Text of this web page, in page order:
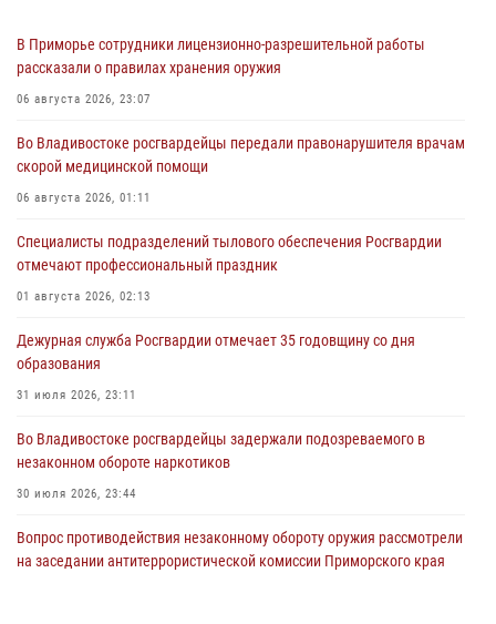
В Приморье сотрудники лицензионно-разрешительной работы
рассказали о правилах хранения оружия
06 августа 2026, 23:07
Во Владивостоке росгвардейцы передали правонарушителя врачам
скорой медицинской помощи
06 августа 2026, 01:11
Специалисты подразделений тылового обеспечения Росгвардии
отмечают профессиональный праздник
01 августа 2026, 02:13
Дежурная служба Росгвардии отмечает 35 годовщину со дня
образования
31 июля 2026, 23:11
Во Владивостоке росгвардейцы задержали подозреваемого в
незаконном обороте наркотиков
30 июля 2026, 23:44
Вопрос противодействия незаконному обороту оружия рассмотрели
на заседании антитеррористической комиссии Приморского края